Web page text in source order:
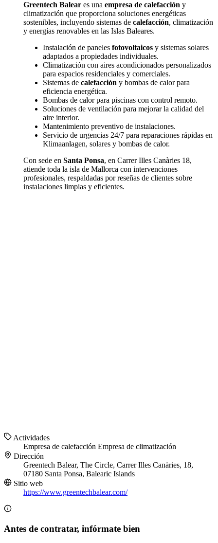
Greentech Balear es una empresa de calefacción y
climatización que proporciona soluciones energéticas
sostenibles, incluyendo sistemas de calefacción, climatización
y energías renovables en las Islas Baleares.
Instalación de paneles fotovoltaicos y sistemas solares
adaptados a propiedades individuales.
Climatización con aires acondicionados personalizados
para espacios residenciales y comerciales.
Sistemas de calefacción y bombas de calor para
eficiencia energética.
Bombas de calor para piscinas con control remoto.
Soluciones de ventilación para mejorar la calidad del
aire interior.
Mantenimiento preventivo de instalaciones.
Servicio de urgencias 24/7 para reparaciones rápidas en
Klimaanlagen, solares y bombas de calor.
Con sede en Santa Ponsa, en Carrer Illes Canàries 18,
atiende toda la isla de Mallorca con intervenciones
profesionales, respaldadas por reseñas de clientes sobre
instalaciones limpias y eficientes.
Actividades
Empresa de calefacción Empresa de climatización
Dirección
Greentech Balear, The Circle, Carrer Illes Canàries, 18,
07180 Santa Ponsa, Balearic Islands
Sitio web
https://www.greentechbalear.com/
Antes de contratar, infórmate bien